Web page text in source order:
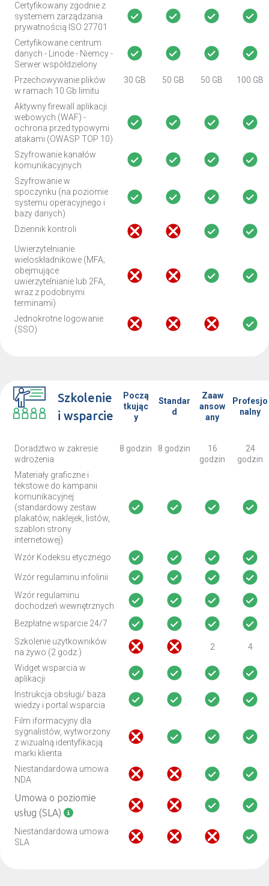
Certyfikowany zgodnie z
systemem zarządzania
prywatnością ISO 27701
Certyfikowane centrum
danych - Linode - Niemcy -
Serwer współdzielony
Przechowywanie plików
w ramach 10 Gb limitu
30 GB 50 GB 50 GB 100 GB
Aktywny firewall aplikacji
webowych (WAF) -
ochrona przed typowymi
atakami (OWASP TOP 10)
Szyfrowanie kanałów
komunikacyjnych
Szyfrowanie w
spoczynku (na poziomie
systemu operacyjnego i
bazy danych)
Dziennik kontroli
Uwierzytelnianie
wieloskładnikowe (MFA;
obejmujące
uwierzytelnianie lub 2FA,
wraz z podobnymi
terminami)
Jednokrotne logowanie
(SSO)
Szkolenie
i wsparcie
Począ
tkując
y
Standar
d
Zaaw
ansow
any
Profesjo
nalny
Doradztwo w zakresie
wdrożenia
8 godzin 8 godzin
16
godzin
24
godzin
Materiały graficzne i
tekstowe do kampanii
komunikacyjnej
(standardowy zestaw
plakatów, naklejek, listów,
szablon strony
internetowej)
Wzór Kodeksu etycznego
Wzór regulaminu infolinii
Wzór regulaminu
dochodzeń wewnętrznych
Bezpłatne wsparcie 24/7
Szkolenie użytkowników
na żywo (2 godz.)
2 4
Widget wsparcia w
aplikacji
Instrukcja obsługi/ baza
wiedzy i portal wsparcia
Film iformacyjny dla
sygnalistów, wytworzony
z wizualną identyfikacją
marki klienta
Niestandardowa umowa
NDA
Umowa o poziomie
usług (SLA)
Niestandardowa umowa
SLA